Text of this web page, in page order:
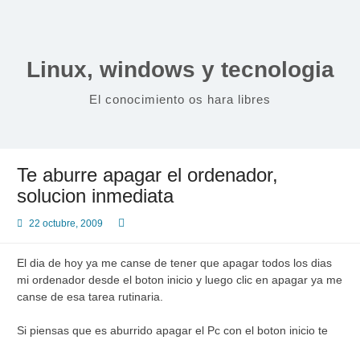
Linux, windows y tecnologia
El conocimiento os hara libres
Te aburre apagar el ordenador,
solucion inmediata
22 octubre, 2009
El dia de hoy ya me canse de tener que apagar todos los dias
mi ordenador desde el boton inicio y luego clic en apagar ya me
canse de esa tarea rutinaria.
Si piensas que es aburrido apagar el Pc con el boton inicio te